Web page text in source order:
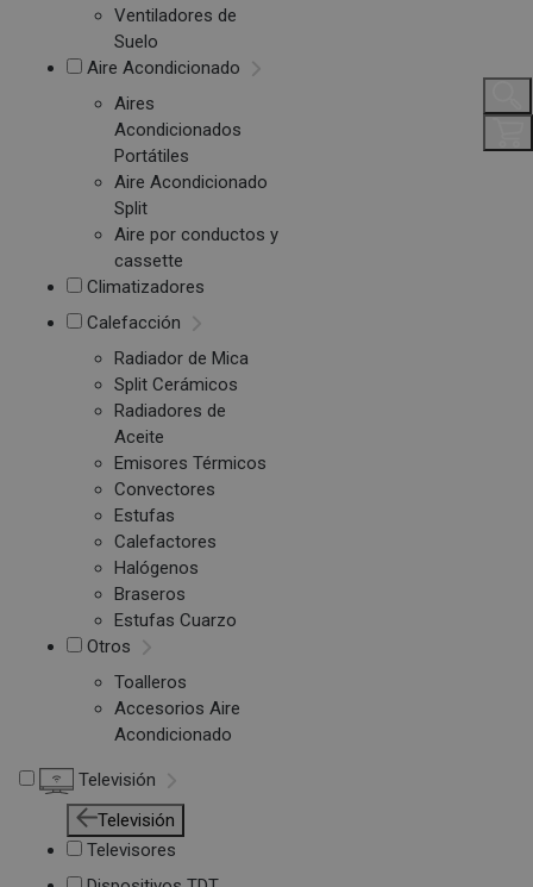
Ventiladores de
Suelo
Aire Acondicionado
Aires
Acondicionados
Portátiles
Aire Acondicionado
Split
Aire por conductos y
cassette
Climatizadores
Calefacción
Radiador de Mica
Split Cerámicos
Radiadores de
Aceite
Emisores Térmicos
Convectores
Estufas
Calefactores
Halógenos
Braseros
Estufas Cuarzo
Otros
Toalleros
Accesorios Aire
Acondicionado
Televisión
Televisión
Televisores